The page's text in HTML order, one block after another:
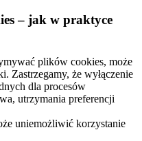
– jak w praktyce
plików cookies, może
Zastrzegamy, że wyłączenie
dla procesów
utrzymania preferencji
uniemożliwić korzystanie